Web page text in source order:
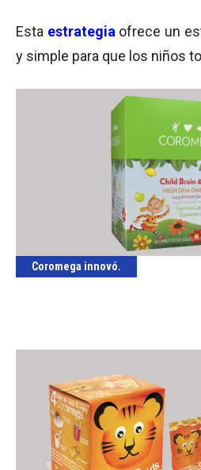
Esta estrategia ofrece un
y simple para que los niños
Coromega innovó.